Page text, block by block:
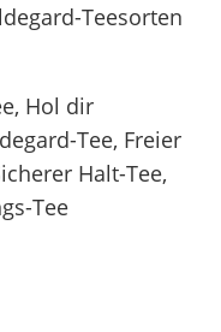
Teesorten
Hol dir
Tee, Freier
Halt-Tee,
Tee